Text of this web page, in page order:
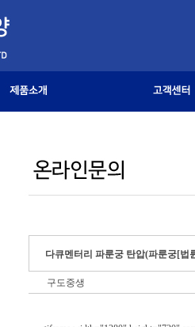
다큐멘터리 파룬궁 탄압(파룬궁[법
구도중생